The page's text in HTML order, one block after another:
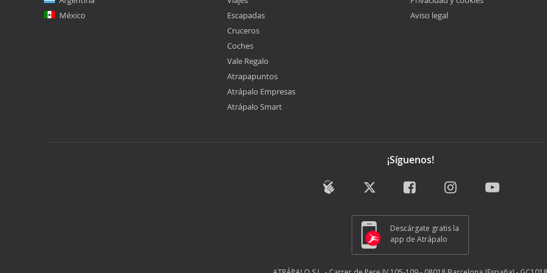
México
Escapadas
Cruceros
Coches
Vale Regalo
Atrapapuntos
Atrápalo Empresas
Atrápalo Smart
Aviso legal
¡Síguenos!
Descárgate gratis la
app de Atrápalo